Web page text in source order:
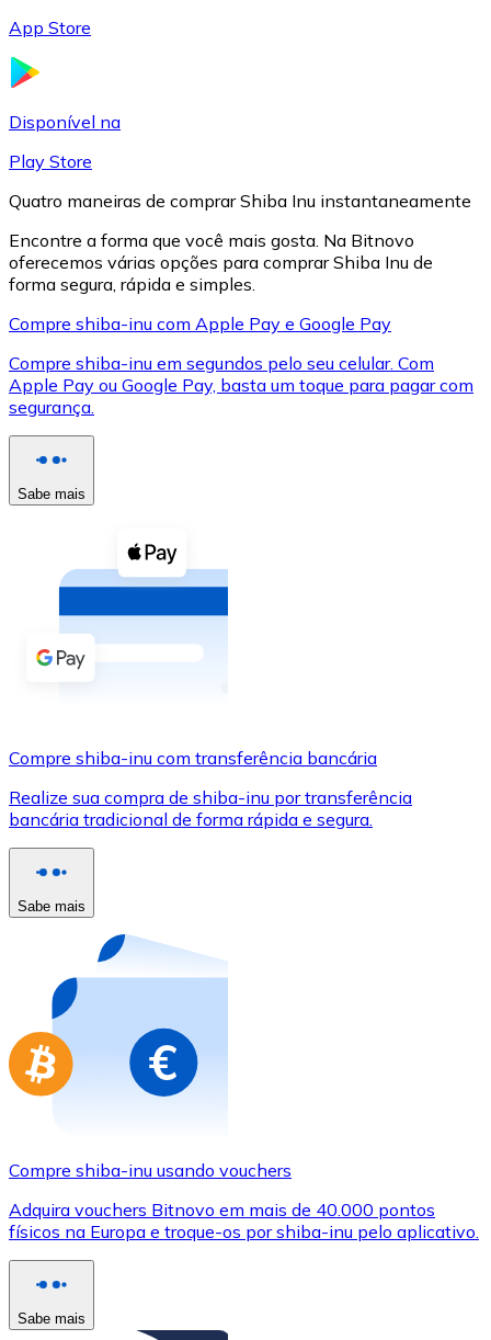
XRP
XRP
Ver tudo
Cupons cripto
Compre criptomoedas com dinheiro e outros
Comprar com dinheiro
Transferência SEPA
Use cartões Visa e Mastercard para comprar
Comprar com cartão
Compre cartões-presente das suas marcas favoritas
Ir para a loja de cartões-presente
App Store
Disponível na
Play Store
Quatro maneiras de comprar Shiba Inu instantaneamente
Encontre a forma que você mais gosta. Na Bitnovo
oferecemos várias opções para comprar Shiba Inu de
forma segura, rápida e simples.
Compre shiba-inu com Apple Pay e Google Pay
Compre shiba-inu em segundos pelo seu celular. Com
Apple Pay ou Google Pay, basta um toque para pagar com
segurança.
Sabe mais
Compre shiba-inu com transferência bancária
Realize sua compra de shiba-inu por transferência
bancária tradicional de forma rápida e segura.
Sabe mais
Compre shiba-inu usando vouchers
Adquira vouchers Bitnovo em mais de 40.000 pontos
físicos na Europa e troque-os por shiba-inu pelo aplicativo.
Sabe mais